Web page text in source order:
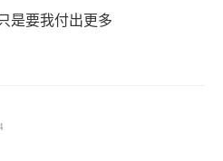
是要我付出更多